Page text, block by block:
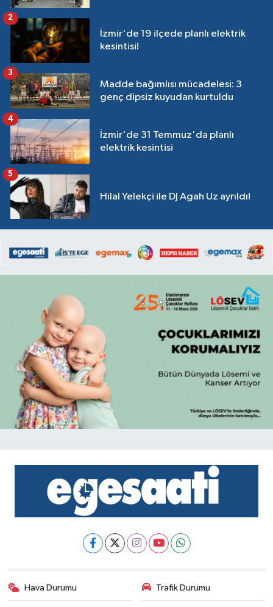
İzmir'de 19 ilçede planlı elektrik
kesintisi!
2
Madde bağımlısı mücadelesi: 3
genç dipsiz kuyudan kurtuldu
3
İzmir'de 31 Temmuz'da planlı
elektrik kesintisi
4
Hilal Yelekçi ile DJ Agah Uz ayrıldı!
5
Hava Durumu Trafik Durumu